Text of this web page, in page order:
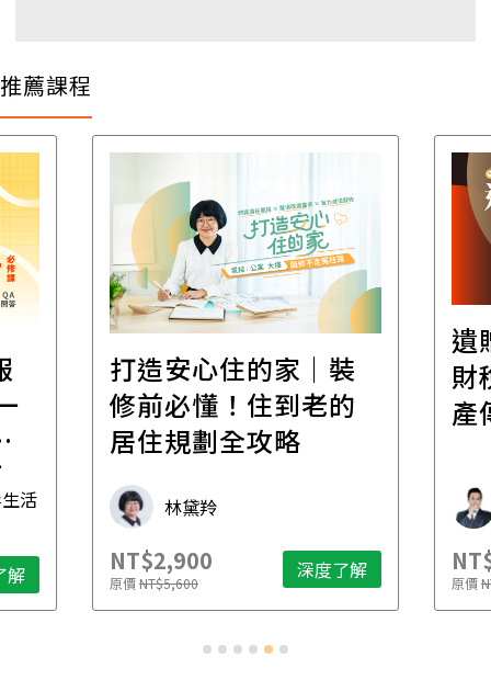
推薦課程
活
解
打造安心住的家｜裝
修前必懂！住到老的
居住規劃全攻略
林黛羚
NT$2,900
原價NT$5,600 深度了解
遺
財
產
原價